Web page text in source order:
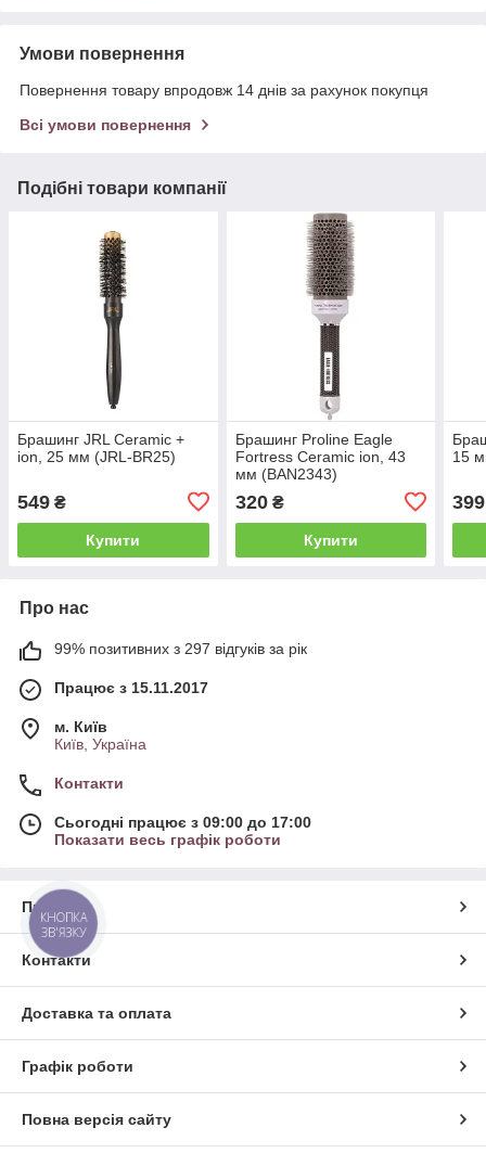
Умови повернення
Повернення товару впродовж 14 днів за рахунок покупця
Всі умови повернення
Подібні товари компанії
Брашинг JRL Ceramic +
ion, 25 мм (JRL-BR25)
549 ₴
Купити
Брашинг Proline Eagle
Fortress Ceramic ion, 43
мм (BAN2343)
320₴
Купити
15
399
Про нас
99% позитивних з 297 відгуків за рік
Працює з 15.11.2017
м. Київ
Київ, Україна
Контакти
Сьогодні працює з 09:00 до 17:00
Показати весь графік роботи
Про нас
Контакти
Доставка та оплата
Графік роботи
Повна версія сайту
КНОПКА
ЗВ'ЯЗКУ